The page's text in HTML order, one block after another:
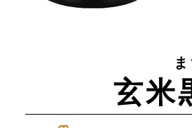
玄米